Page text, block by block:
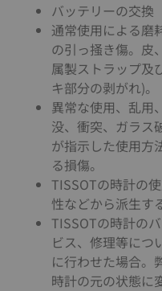
バッテリーの交換
通常使用による磨
の引っ掻き傷。皮
属製ストラップ及
キ部分の剥がれ)。
異常な使用、乱用
没、衝突、ガラス
が指示した使用方
る損傷。
TISSOTの時計の
性などから派生す
TISSOTの時計の
ビス、修理等につ
に行わせた場合。
時計の元の状態に